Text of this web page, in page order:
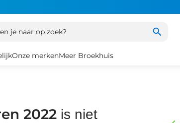
je naar op zoek?
Onze merkenMeer Broekhuis
2022 is niet